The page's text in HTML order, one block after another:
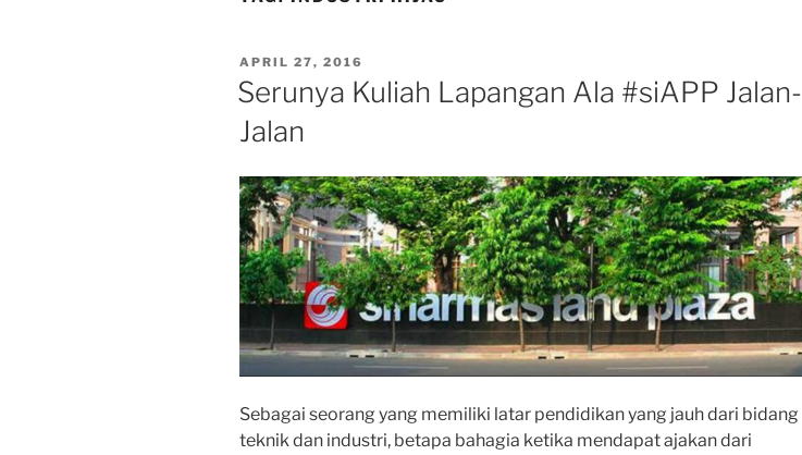
POSTED
ON
APRIL 27, 2016
Serunya Kuliah Lapangan Ala #siAPP Jalan-
Jalan
Sebagai seorang yang memiliki latar pendidikan yang jauh dari bidang
teknik dan industri, betapa bahagia ketika mendapat ajakan dari